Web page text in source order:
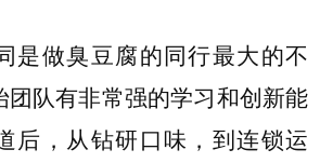
是做臭豆腐的同行最大的不
团队有非常强的学习和创新能
后，从钻研口味，到连锁运